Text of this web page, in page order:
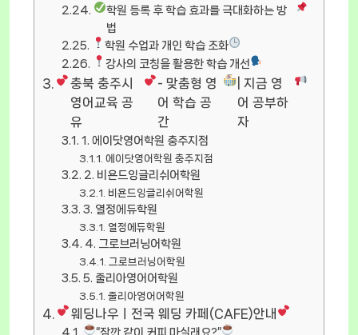
학원 등록 후 학습 효과를 극대화하는 방
법
학원 수업과 개인 학습 조화
강사의 코칭을 활용한 학습 개선
충북 충주시
영어교육 공
유
- 맞춤형 영
어 학습 공
간
| 지금 영
어 공부하
자
1. 에이닷영어학원 충주지점
에이닷영어학원 충주지점
2. 비욘드잉글리쉬어학원
비욘드잉글리쉬어학원
3. 열정에듀학원
열정에듀학원
4. 그로브러닝어학원
그로브러닝어학원
5. 줄리아영어어학원
줄리아영어어학원
웨딩나우ㅣ전국 웨딩 카페(CAFE)안내